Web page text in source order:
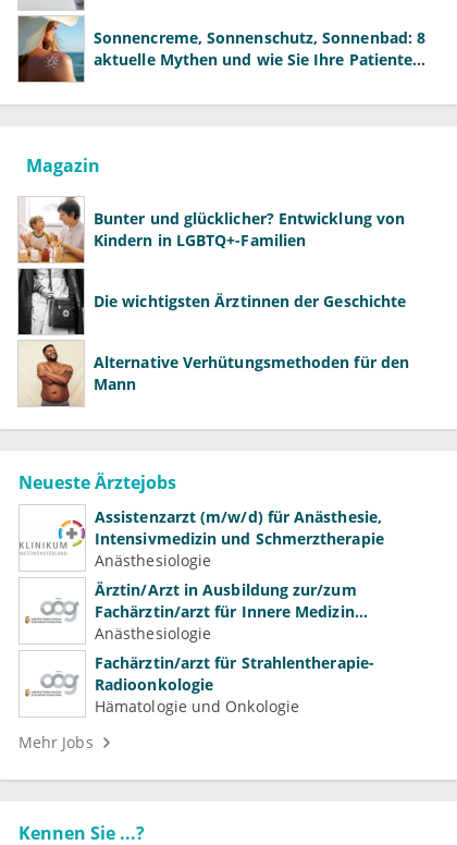
Sonnencreme, Sonnenschutz, Sonnenbad: 8
aktuelle Mythen und wie Sie Ihre Patienten
Magazin
Bunter und glücklicher? Entwicklung von
Kindern in LGBTQ+-Familien
Die wichtigsten Ärztinnen der Geschichte
Alternative Verhütungsmethoden für den
Mann
Neueste Ärztejobs
Assistenzarzt (m/w/d) für Anästhesie,
Intensivmedizin und Schmerztherapie
Anästhesiologie
Ärztin/Arzt in Ausbildung zur/zum
Fachärztin/arzt für Innere Medizin
(Kardiologie, Nephrologie, Intensivmedizin)
Anästhesiologie
Fachärztin/arzt für Strahlentherapie-
Radioonkologie
Hämatologie und Onkologie
Mehr Jobs
Kennen Sie ...?